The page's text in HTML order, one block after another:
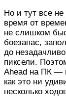
Но и тут все не
время от
не слишком
боезапас,
до
пиксели.
Ahead на ПК —
как это ни
несколько